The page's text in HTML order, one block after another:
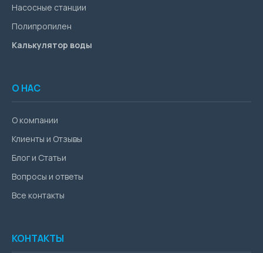
Насосные станции
Полипропилен
Калькулятор воды
О НАС
О компании
Клиенты и Отзывы
Блог и Статьи
Вопросы и ответы
Все контакты
КОНТАКТЫ